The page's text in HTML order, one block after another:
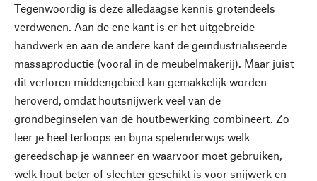
Tegenwoordig is deze alledaagse kennis grotendeels
verdwenen. Aan de ene kant is er het uitgebreide
handwerk en aan de andere kant de geïndustrialiseerde
massaproductie (vooral in de meubelmakerij). Maar juist
dit verloren middengebied kan gemakkelijk worden
heroverd, omdat houtsnijwerk veel van de
grondbeginselen van de houtbewerking combineert. Zo
leer je heel terloops en bijna spelenderwijs welk
gereedschap je wanneer en waarvoor moet gebruiken,
welk hout beter of slechter geschikt is voor snijwerk en -